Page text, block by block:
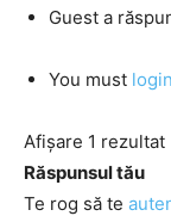
Guest a
You must login
Afișare 1 rezultat
Răspunsul tău
Te rog să te